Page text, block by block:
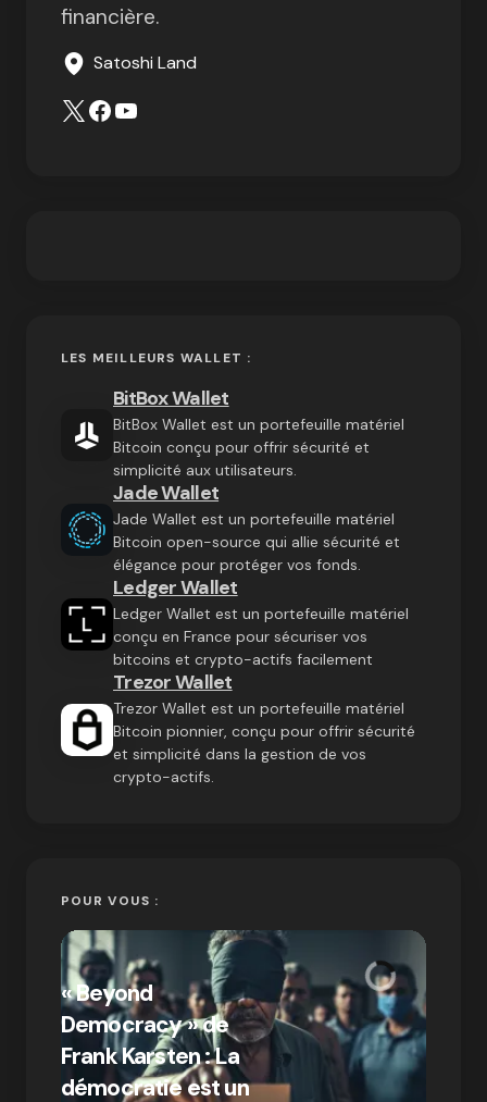
financière.
Satoshi Land
LES MEILLEURS WALLET :
BitBox Wallet
BitBox Wallet est un portefeuille matériel
Bitcoin conçu pour offrir sécurité et
simplicité aux utilisateurs.
Jade Wallet
Jade Wallet est un portefeuille matériel
Bitcoin open-source qui allie sécurité et
élégance pour protéger vos fonds.
Ledger Wallet
Ledger Wallet est un portefeuille matériel
conçu en France pour sécuriser vos
bitcoins et crypto-actifs facilement
Trezor Wallet
Trezor Wallet est un portefeuille matériel
Bitcoin pionnier, conçu pour offrir sécurité
et simplicité dans la gestion de vos
crypto-actifs.
POUR VOUS :
« Beyond
Democracy » de
Frank Karsten : La
démocratie est un